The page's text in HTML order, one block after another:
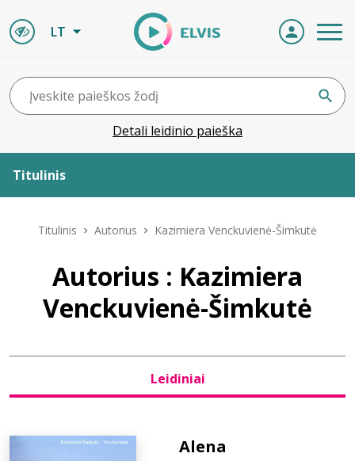
LT
Detali leidinio paieška
Titulinis
Leidiniai
ELVIS atvyksta
Naujienos
Bibliotekoms
D.U.K.
Titulinis Autorius Kazimiera Venckuvienė-Šimkutė
Autorius : Kazimiera
Venckuvienė-Šimkutė
Leidiniai
Alena